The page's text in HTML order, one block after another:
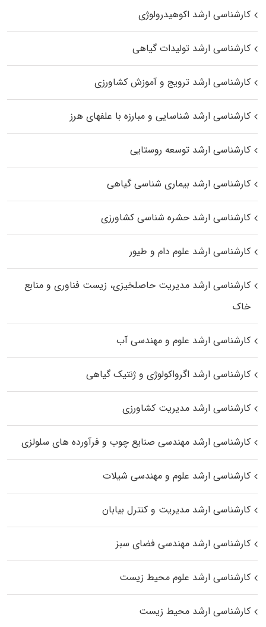
کارشناسی ارشد اکوهیدرولوژی
کارشناسی ارشد تولیدات گیاهی
کارشناسی ارشد ترویج و آموزش کشاورزی
کارشناسی ارشد شناسایی و مبارزه با علفهای هرز
کارشناسی ارشد توسعه روستایی
کارشناسی ارشد بیماری‌ شناسی گیاهی
کارشناسی ارشد حشره‌ شناسی کشاورزی
کارشناسی ارشد علوم دام و طیور
کارشناسی ارشد مدیریت حاصلخیزی، زیست فناوری و منابع
خاک
کارشناسی ارشد علوم و مهندسی آب
کارشناسی ارشد اگرواکولوژی و ژنتیک گیاهی
کارشناسی ارشد مدیریت کشاورزی
کارشناسی ارشد مهندسی صنایع چوب و فرآورده‌ های سلولزی
کارشناسی ارشد علوم و مهندسی شیلات
کارشناسی ارشد مدیریت و کنترل بیابان
کارشناسی ارشد مهندسی فضای سبز
کارشناسی ارشد علوم محیط‌ زیست
کارشناسی ارشد محیط زیست